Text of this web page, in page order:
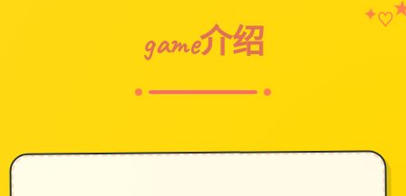
game介绍
✦♡